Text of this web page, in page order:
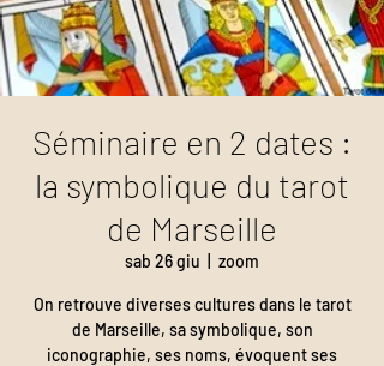
Séminaire en 2 dates :
la symbolique du tarot
de Marseille
sab 26 giu zoom
On retrouve diverses cultures dans le tarot
de Marseille, sa symbolique, son
iconographie, ses noms, évoquent ses